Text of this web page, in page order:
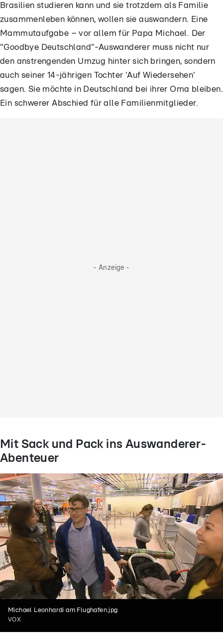
Brasilien studieren kann und sie trotzdem als Familie
zusammenleben können, wollen sie auswandern. Eine
Mammutaufgabe – vor allem für Papa Michael. Der
"Goodbye Deutschland"-Auswanderer muss nicht nur
den anstrengenden Umzug hinter sich bringen, sondern
auch seiner 14-jährigen Tochter 'Auf Wiedersehen'
sagen. Sie möchte in Deutschland bei ihrer Oma bleiben.
Ein schwerer Abschied für alle Familienmitglieder.
- Anzeige -
Mit Sack und Pack ins Auswanderer-
Abenteuer
Michael Leonhardi am Flughafen.jpg
VOX